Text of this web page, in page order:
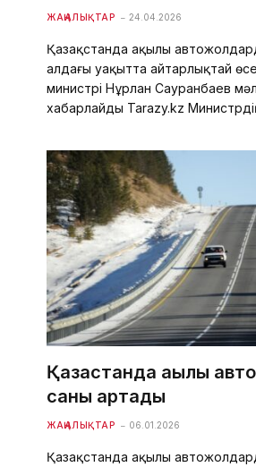
ЖАҢАЛЫҚТАР 24.04.2026
Қазақстанда ақылы
алдағы уақытта айтарлықтай
министрі Нұрлан Сауранбаев
хабарлайды Tarazy.kz
Қазақстанда ақылы
саны артады
ЖАҢАЛЫҚТАР 06.01.2026
Қазақстанда ақылы